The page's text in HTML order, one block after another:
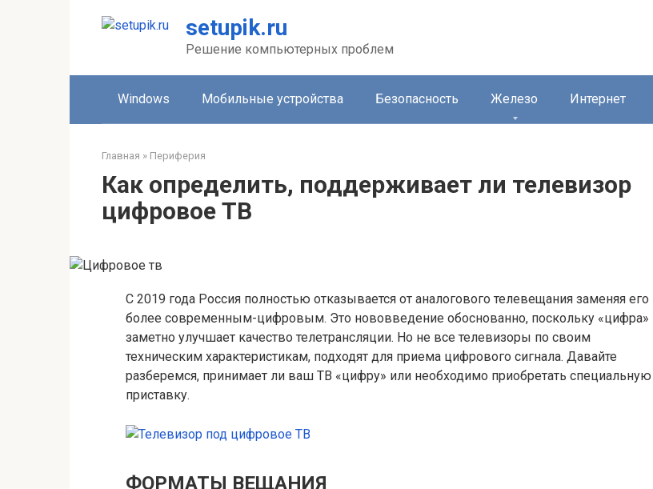
setupik.ru
Решение компьютерных проблем
Windows Мобильные устройства Безопасность Железо Интернет
Главная » Периферия
Как определить, поддерживает ли телевизор
цифровое ТВ
С 2019 года Россия полностью отказывается от аналогового телевещания заменяя его
более современным-цифровым. Это нововведение обоснованно, поскольку «цифра»
заметно улучшает качество телетрансляции. Но не все телевизоры по своим
техническим характеристикам, подходят для приема цифрового сигнала. Давайте
разберемся, принимает ли ваш ТВ «цифру» или необходимо приобретать специальную
приставку.
ФОРМАТЫ ВЕЩАНИЯ